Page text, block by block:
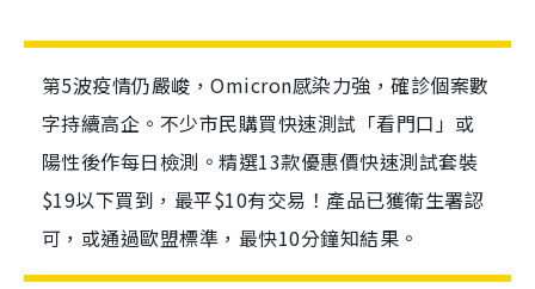
第5波疫情仍嚴峻，Omicron感染力強，確診個案數
字持續高企。不少市民購買快速測試「看門口」或
陽性後作每日檢測。精選13款優惠價快速測試套裝
$19以下買到，最平$10有交易！產品已獲衛生署認
可，或通過歐盟標準，最快10分鐘知結果。